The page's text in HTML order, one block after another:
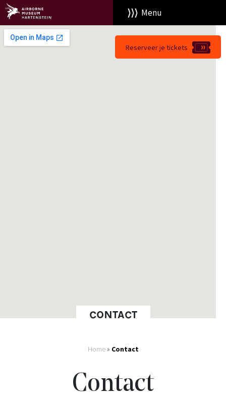
Menu
Reserveer je tickets
CONTACT
Home» Contact
Contact